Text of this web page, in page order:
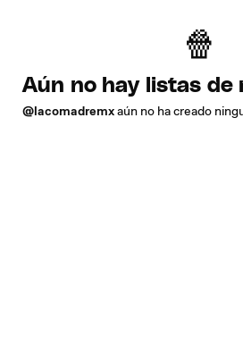
Aún no hay listas de
@lacomadremxaún no ha creado